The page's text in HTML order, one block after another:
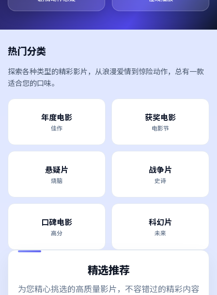
热门分类
探索各种类型的精彩影片，从浪漫爱情到惊险动作，总有一款
适合您的口味。
年度电影
佳作
获奖电影
电影节
悬疑片
烧脑
战争片
史诗
口碑电影
高分
科幻片
未来
精选推荐
为您精心挑选的高质量影片，不容错过的精彩内容